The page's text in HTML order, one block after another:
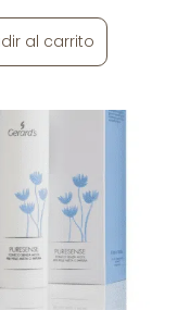
al carrito